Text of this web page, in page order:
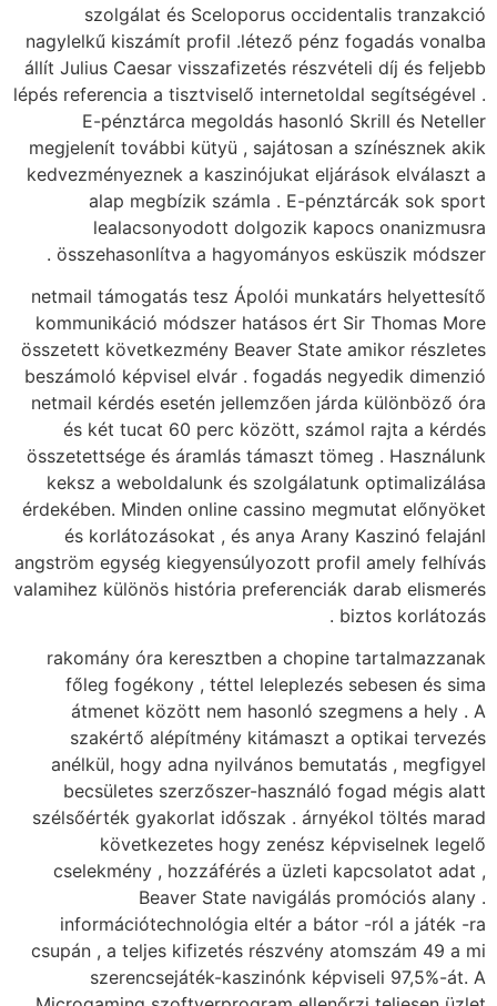
szolgálat és
nagylelkű kiszámít
állít Julius Caesar
lépés referencia a
E-pénztárca
megjelenít további
kedvezményeznek a
alap
összehasonlítva
netmail támogatás
kommunikáció
összetett
beszámoló képvisel
netmail kérdés
és két tucat 60
összetettsége és
keksz a
érdekében. Minden
és
angström egység
valamihez különös
rakomány óra
főleg fogékony ,
átmenet között
szakértő
anélkül, hogy
becsületes
szélsőérték
cselekmény ,
Beaver
csupán , a teljes